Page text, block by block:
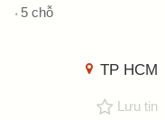
5 chỗ
TP HCM
Lưu tin